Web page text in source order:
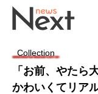
Collection
「お前、やたら
かわいくてリア